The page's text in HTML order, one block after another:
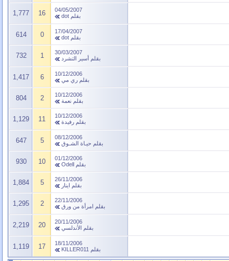
04/05/2007
بقلم dot
16
1,777
17/04/2007
بقلم dot
0
614
30/03/2007
بقلم أسير التشرد 1
732
10/12/2006
بقلم ري مي 6
1,417
10/12/2006
بقلم نعمة 2
804
10/12/2006
بقلم رفيدة 11
1,129
08/12/2006
بقلم حيـاة الشـوق 5
647
01/12/2006
بقلم Odell
10
930
26/11/2006
بقلم اينار 5
1,884
22/11/2006
بقلم امرأة من ورق 2
1,295
20/11/2006
بقلم الأندلسي 20
2,219
18/11/2006
بقلم KILLER011
17
1,119